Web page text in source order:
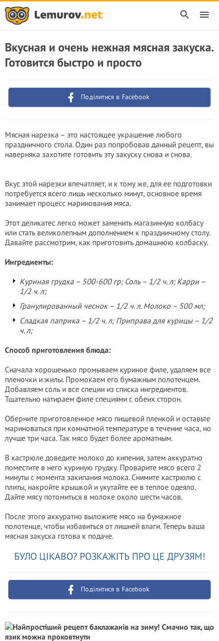
Вкусная и очень нежная мясная закуска.
Готовится быстро и просто
Поділитися в Facebook
Мясная нарезка – это настоящее украшение любого
праздничного стола. Один раз попробовав данный рецепт, вы
наверняка захотите готовить эту закуску снова и снова.
Вкус этой нарезки впечатляет, и к тому же, для ее подготовки
потребуется всего лишь несколько минут, основное время
занимает процесс маринования мяса.
Этот деликатес легко может заменить магазинную колбасу
или стать великолепным дополнением к праздничному столу.
Давайте рассмотрим, как приготовить домашнюю колбаску.
Ингредиенты:
Куриная грудка – 500-600 гр; Соль – 1/2 ч. л; Карри –
1/2 ч. л;
Гранулированный чеснок – 1/2 ч. л. Молоко – 500 мл;
Сладкая паприка – 1/2 ч. л; Приправа для курицы – 1/2
ч. л;
Способ приготовления блюда:
Сначала хорошенько промываем куриное филе, удаляем все
пленочки и жилы. Промокаем его бумажным полотенцем.
Добавляем соль и все специи из списка ингредиентов.
Тщательно натираем филе специями с обеих сторон.
Оберните приготовленное мясо пищевой пленкой и оставьте
мариноваться при комнатной температуре в течение часа, но
лучше три часа. Так мясо будет более ароматным.
В кастрюле доведите молоко до кипения, затем аккуратно
поместите в него куриную грудку. Проварите мясо всего 2
минуты с момента закипания молока. Снимите кастрюлю с
плиты, накройте крышкой и укутайте ее в теплое одеяло.
Дайте мясу потомиться в молоке около шести часов.
После этого аккуратно выложите мясо на бумажное
полотенце, чтобы избавиться от лишней влаги. Теперь ваша
мясная закуска готова к подаче.
БУЛО ЦІКАВО? РОЗКАЖІТЬ ПРО ЦЕ ДРУЗЯМ!
Поділитися в Facebook